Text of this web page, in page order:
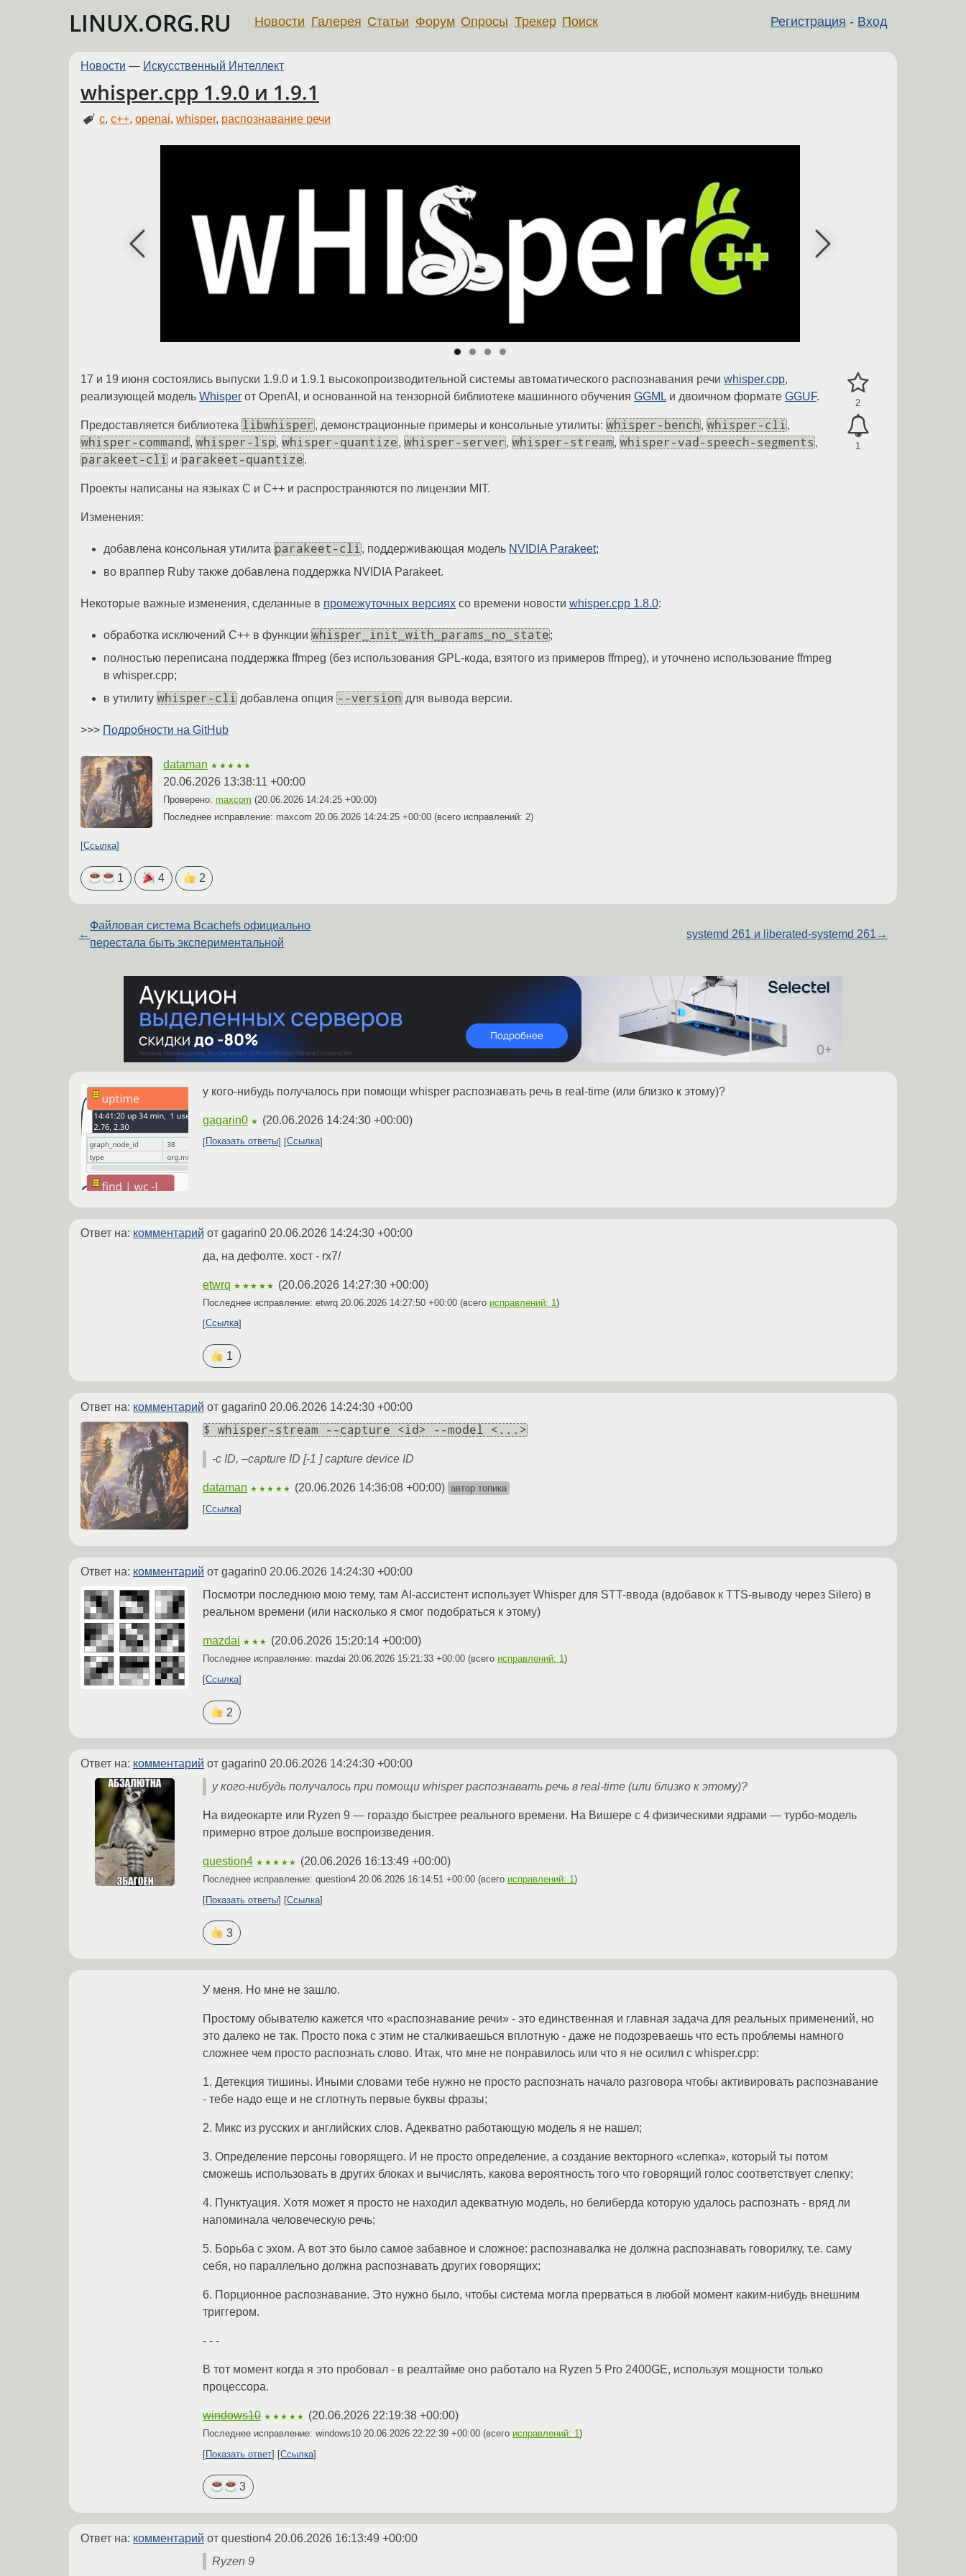
LINUX.ORG.RU Регистрация - Вход
Новости Галерея Статьи Форум Опросы Трекер Поиск
Новости — Искусственный Интеллект
whisper.cpp 1.9.0 и 1.9.1
c,c++,openai,whisper, распознавание речи
2
1
17 и 19 июня состоялись выпуски 1.9.0 и 1.9.1 высокопроизводительной системы автоматического распознавания речи whisper.cpp,
реализующей модель Whisper от OpenAI, и основанной на тензорной библиотеке машинного обучения GGML и двоичном формате GGUF.
Предоставляется библиотека libwhisper , демонстрационные примеры и консольные утилиты: whisper-bench, whisper-cli,
whisper-command , whisper-lsp, whisper-quantize, whisper-server , whisper-stream, whisper-vad-speech-segments ,
parakeet-cli и parakeet-quantize.
Проекты написаны на языках C и C++ и распространяются по лицензии MIT.
Изменения:
добавлена консольная утилита parakeet-cli, поддерживающая модель NVIDIA Parakeet;
во враппер Ruby также добавлена поддержка NVIDIA Parakeet.
Некоторые важные изменения, сделанные в промежуточных версиях со времени новости whisper.cpp 1.8.0:
обработка исключений C++ в функции whisper_init_with_params_no_state;
полностью переписана поддержка ffmpeg (без использования GPL-кода, взятого из примеров ffmpeg), и уточнено использование ffmpeg
в whisper.cpp;
в утилиту whisper-cli добавлена опция --version для вывода версии.
>>> Подробности на GitHub
dataman ★★★★★
20.06.2026 13:38:11 +00:00
Проверено: maxcom (20.06.2026 14:24:25 +00:00)
Последнее исправление: maxcom 20.06.2026 14:24:25 +00:00 (всего исправлений: 2)
Ссылка
1 4 2
←
Файловая система Bcachefs официально
перестала быть экспериментальной
systemd 261 и liberated-systemd 261 →
у кого-нибудь получалось при помощи whisper распознавать речь в real-time (или близко к этому)?
gagarin0 ★ (20.06.2026 14:24:30 +00:00)
Показать ответы Ссылка
Ответ на: комментарий от gagarin0 20.06.2026 14:24:30 +00:00
да, на дефолте. хост - rx7/
etwrq ★★★★★ (20.06.2026 14:27:30 +00:00)
Последнее исправление: etwrq 20.06.2026 14:27:50 +00:00 (всего исправлений: 1)
Ссылка
1
Ответ на: комментарий от gagarin0 20.06.2026 14:24:30 +00:00
$ whisper-stream --capture <id> --model <...>
-c ID, –capture ID [-1 ] capture device ID
dataman ★★★★★ (20.06.2026 14:36:08 +00:00) автор топика
Ссылка
Ответ на: комментарий от gagarin0 20.06.2026 14:24:30 +00:00
Посмотри последнюю мою тему, там AI-ассистент использует Whisper для STT-ввода (вдобавок к TTS-выводу через Silero) в
реальном времени (или насколько я смог подобраться к этому)
mazdai ★★★ (20.06.2026 15:20:14 +00:00)
Последнее исправление: mazdai 20.06.2026 15:21:33 +00:00 (всего исправлений: 1)
Ссылка
2
Ответ на: комментарий от gagarin0 20.06.2026 14:24:30 +00:00
у кого-нибудь получалось при помощи whisper распознавать речь в real-time (или близко к этому)?
На видеокарте или Ryzen 9 — гораздо быстрее реального времени. На Вишере с 4 физическими ядрами — турбо-модель
примерно втрое дольше воспроизведения.
question4 ★★★★★ (20.06.2026 16:13:49 +00:00)
Последнее исправление: question4 20.06.2026 16:14:51 +00:00 (всего исправлений: 1)
Показать ответы
Ссылка
3
У меня. Но мне не зашло.
Простому обывателю кажется что «распознавание речи» - это единственная и главная задача для реальных применений, но
это далеко не так. Просто пока с этим не сталкиваешься вплотную - даже не подозреваешь что есть проблемы намного
сложнее чем просто распознать слово. Итак, что мне не понравилось или что я не осилил с whisper.cpp:
1. Детекция тишины. Иными словами тебе нужно не просто распознать начало разговора чтобы активировать распознавание
- тебе надо еще и не сглотнуть первые буквы фразы;
2. Микс из русских и английских слов. Адекватно работающую модель я не нашел;
3. Определение персоны говорящего. И не просто определение, а создание векторного «слепка», который ты потом
сможешь использовать в других блоках и вычислять, какова вероятность того что говорящий голос соответствует слепку;
4. Пунктуация. Хотя может я просто не находил адекватную модель, но белиберда которую удалось распознать - вряд ли
напоминала человеческую речь;
5. Борьба с эхом. А вот это было самое забавное и сложное: распознавалка не должна распознавать говорилку, т.е. саму
себя, но параллельно должна распознавать других говорящих;
6. Порционное распознавание. Это нужно было, чтобы система могла прерваться в любой момент каким-нибудь внешним
триггером.
- - -
В тот момент когда я это пробовал - в реалтайме оно работало на Ryzen 5 Pro 2400GE, используя мощности только
процессора.
windows10 ★★★★★ (20.06.2026 22:19:38 +00:00)
Последнее исправление: windows10 20.06.2026 22:22:39 +00:00 (всего исправлений: 1 )
Показать ответ
Ссылка
3
Ответ на: комментарий от question4 20.06.2026 16:13:49 +00:00
Ryzen 9